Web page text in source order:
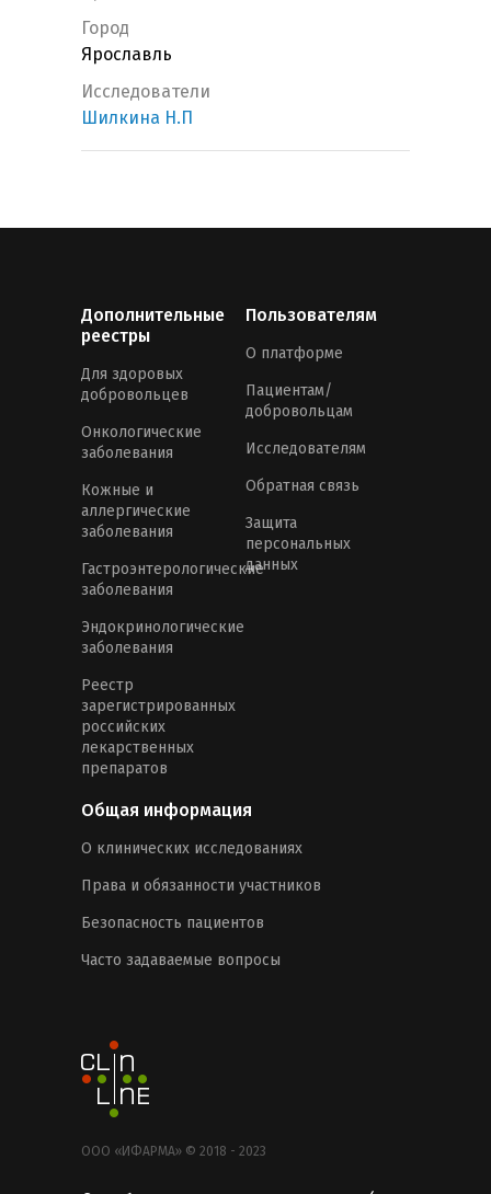
Город
Ярославль
Исследователи
Шилкина Н.П
Дополнительные
реестры
Для здоровых
добровольцев
Онкологические
заболевания
Кожные и
аллергические
заболевания
Гастроэнтерологические
заболевания
Эндокринологические
заболевания
Реестр
зарегистрированных
российских
лекарственных
препаратов
Пользователям
О платформе
Пациентам/
добровольцам
Исследователям
Обратная связь
Защита
персональных
данных
Общая информация
О клинических исследованиях
Права и обязанности участников
Безопасность пациентов
Часто задаваемые вопросы
ООО «ИФАРМА» © 2018 - 2023